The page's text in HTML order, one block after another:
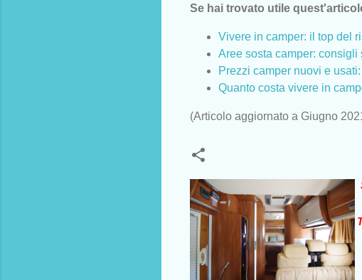
Se hai trovato utile
Vivere in camper: il top del
Aree sosta camper:
Prezzi camper nuovi e
Quanto costa vivere in
(Articolo aggiornato a Giugno